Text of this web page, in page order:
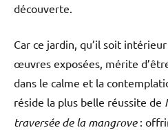
découverte.
Car ce jardin, qu’il soit
œuvres exposées, mérite
dans le calme et la
réside la plus belle réussite de
traversée de la mangrove: